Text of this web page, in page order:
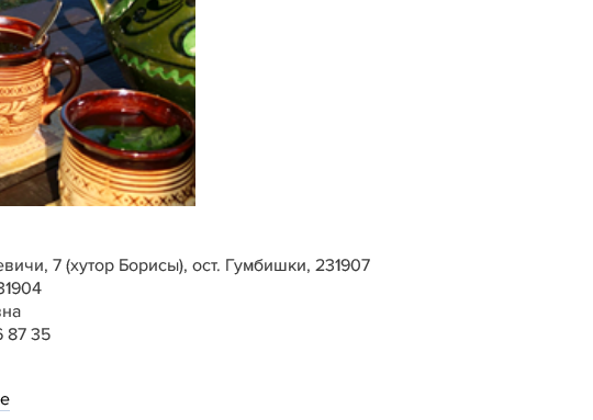
7 (хутор Борисы), ост. Гумбишки, 231907
87 35